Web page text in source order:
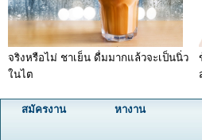
จริงหรือไม่ ชาเย็น ดื่มมากแล้วจะเป็นนิ่ว
ในไต
สมัครงาน หางาน